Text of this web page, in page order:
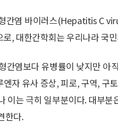
간염 바이러스(Hepatitis C
로, 대한간학회는 우리나라 국
간염보다 유병률이 낮지만 아
자 유사 증상, 피로, 구역, 구
이는 극히 일부분이다. 대부
한다.